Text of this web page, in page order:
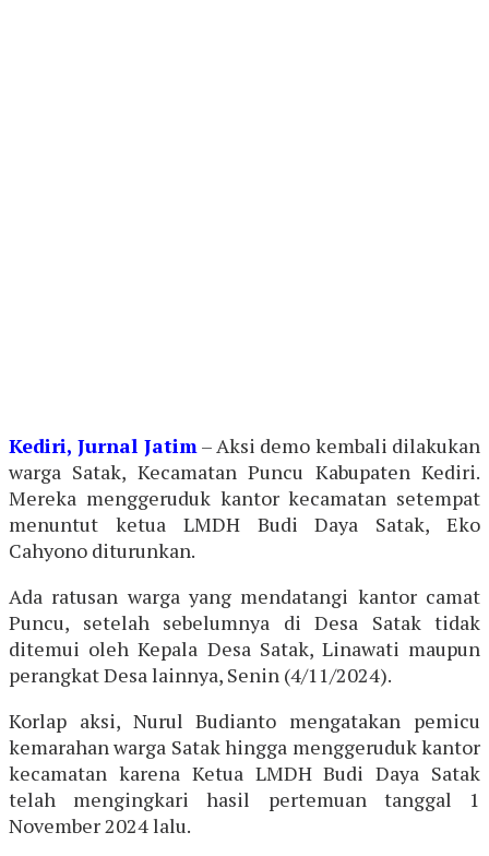
Kediri, Jurnal Jatim – Aksi demo kembali dilakukan
warga Satak, Kecamatan Puncu Kabupaten Kediri.
Mereka menggeruduk kantor kecamatan setempat
menuntut ketua LMDH Budi Daya Satak, Eko
Cahyono diturunkan.
Ada ratusan warga yang mendatangi kantor camat
Puncu, setelah sebelumnya di Desa Satak tidak
ditemui oleh Kepala Desa Satak, Linawati maupun
perangkat Desa lainnya, Senin (4/11/2024).
Korlap aksi, Nurul Budianto mengatakan pemicu
kemarahan warga Satak hingga menggeruduk kantor
kecamatan karena Ketua LMDH Budi Daya Satak
telah mengingkari hasil pertemuan tanggal 1
November 2024 lalu.